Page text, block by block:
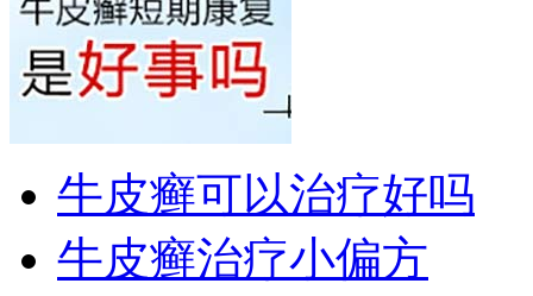
牛皮癣可以治疗好吗
牛皮癣治疗小偏方